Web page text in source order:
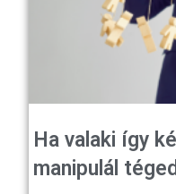
Ha valaki így
manipulál